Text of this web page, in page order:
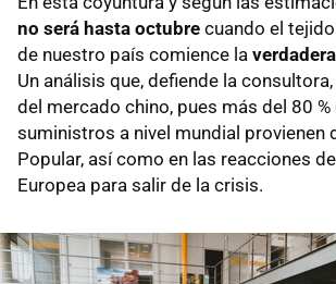
no será hasta octubre cuando el
de nuestro país comience la
Un análisis que, defiende la consultora,
del mercado chino, pues más del 80 %
suministros a nivel mundial provienen
Popular, así como en las reacciones
Europea para salir de la crisis.